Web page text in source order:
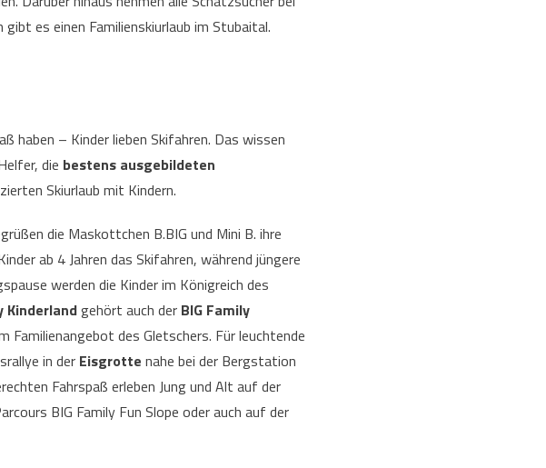
es einen Familienskiurlaub im Stubaital.
haben – Kinder lieben Skifahren. Das wissen
die bestens ausgebildeten
Skiurlaub mit Kindern.
die Maskottchen B.BIG und Mini B. ihre
ab 4 Jahren das Skifahren, während jüngere
werden die Kinder im Königreich des
Kinderlandgehört auch der BIG Family
Familienangebot des Gletschers. Für leuchtende
in derEisgrotte nahe bei der Bergstation
Fahrspaß erleben Jung und Alt auf der
BIG Family Fun Slope oder auch auf der